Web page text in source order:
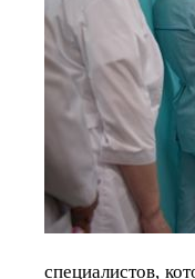
специалистов,